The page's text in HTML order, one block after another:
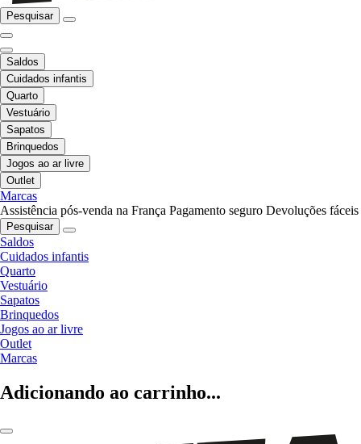
Pesquisar
Saldos
Cuidados infantis
Quarto
Vestuário
Sapatos
Brinquedos
Jogos ao ar livre
Outlet
Marcas
Assistência pós-venda na França Pagamento seguro Devoluções fáceis
Pesquisar
Saldos
Cuidados infantis
Quarto
Vestuário
Sapatos
Brinquedos
Jogos ao ar livre
Outlet
Marcas
Adicionando ao carrinho...